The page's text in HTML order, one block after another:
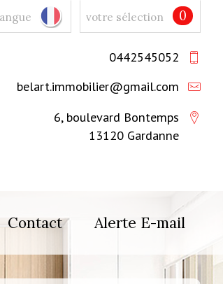
votre sélection 0
0442545052
belart.immobilier@gmail.com
6, boulevard Bontemps
13120 Gardanne
Contact Alerte E-mail